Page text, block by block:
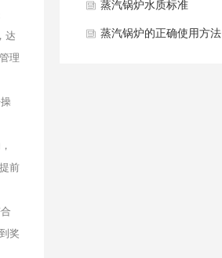
达
理
前
奖
蒸汽锅炉水质标准
蒸汽锅炉的正确使用方法